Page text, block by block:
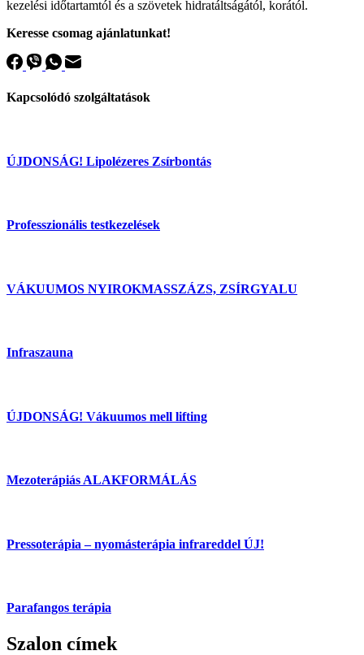
kezelési időtartamtól és a szövetek hidratáltságától, korától.
Keresse csomag ajánlatunkat!
Kapcsolódó szolgáltatások
ÚJDONSÁG! Lipolézeres Zsírbontás
Professzionális testkezelések
VÁKUUMOS NYIROKMASSZÁZS, ZSÍRGYALU
Infraszauna
ÚJDONSÁG! Vákuumos mell lifting
Mezoterápiás ALAKFORMÁLÁS
Pressoterápia – nyomásterápia infrareddel ÚJ!
Parafangos terápia
Szalon címek